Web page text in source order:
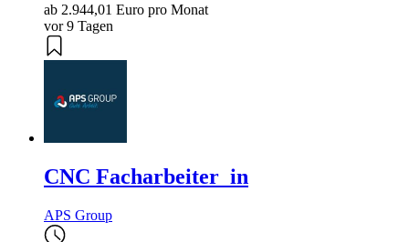
ab 2.944,01 Euro pro Monat
vor 9 Tagen
CNC Facharbeiter_in
APS Group